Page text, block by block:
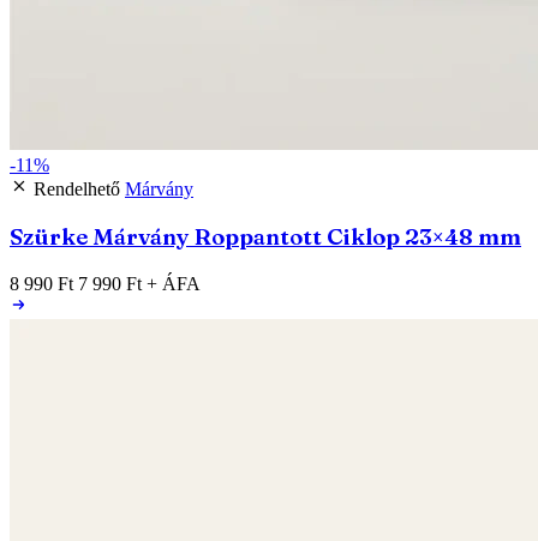
-11%
Rendelhető Márvány
Szürke Márvány Roppantott Ciklop 23×48 mm
8 990 Ft 7 990 Ft + ÁFA